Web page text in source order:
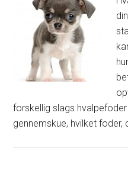
forskellig slags
gennemskue, hvilket foder,